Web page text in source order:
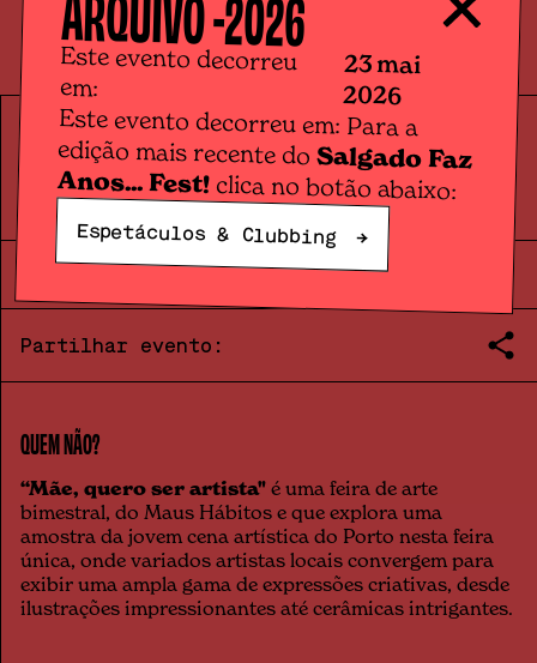
Feira
MÃE, QUERO SER ARTISTA
SAM. 23.05 | 14:00 | 2026
Partilhar evento:
QUEM NÃO?
“Mãe, quero ser artista" é uma feira de arte
bimestral, do Maus Hábitos e que explora uma
amostra da jovem cena artística do Porto nesta feira
única, onde variados artistas locais convergem para
exibir uma ampla gama de expressões criativas, desde
ilustrações impressionantes até cerâmicas intrigantes.
Este evento decorreu
em:
23 mai
2026
Este evento decorreu em: Para a
edição mais recente do Salgado Faz
Anos... Fest!clica no botão abaixo:
Espetáculos & Clubbing →